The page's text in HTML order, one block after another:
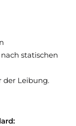
statischen
der Leibung.